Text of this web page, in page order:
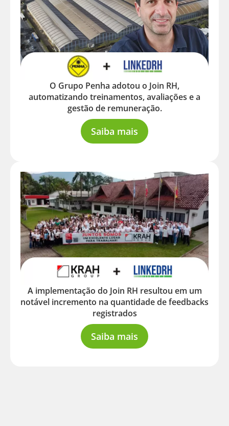
O Grupo Penha adotou o Join RH,
automatizando treinamentos, avaliações e a
gestão de remuneração.
Saiba mais
A implementação do Join RH resultou em um
notável incremento na quantidade de feedbacks
registrados
Saiba mais